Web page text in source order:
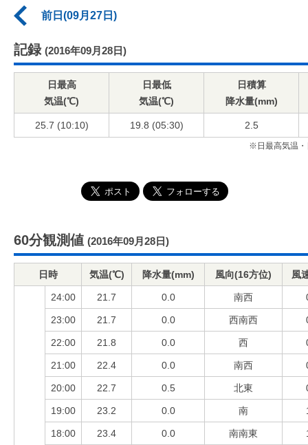
前日(09月27日)
記録 (2016年09月28日)
日最高
気温(℃)
日最低
気温(℃)
日積算
降水量(mm)
25.7 (10:10) 19.8 (05:30) 2.5
※日最高気温・
60分観測値 (2016年09月28日)
日時 気温(℃) 降水量(mm) 風向(16方位) 風
24:00 21.7 0.0 南西
23:00 21.7 0.0 西南西
22:00 21.8 0.0 西
21:00 22.4 0.0 南西
20:00 22.7 0.5 北東
19:00 23.2 0.0 南
18:00 23.4 0.0 南南東